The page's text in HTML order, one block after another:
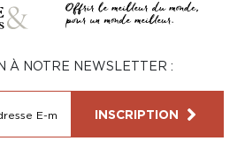
À NOTRE NEWSLETTER :
INSCRIPTION